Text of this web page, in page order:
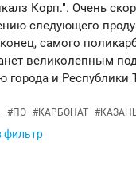
Корп.". Очень
следующего
самого
великолепным
и Республики
#ПЭ #КАРБОНАТ #
фильтр